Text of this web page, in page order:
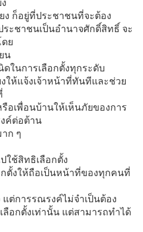
ง ก็อยู่ที่ประชาชนที่จะต้อง
ะชาชนเป็นอำนาจศักดิ์สิทธิ์ จะ
ย
น
ในการเลือกตั้งทุกระดับ
ให้แจ้งเจ้าหน้าที่ทันทีและช่วย
อเพื่อนบ้านให้เห็นภัยของการ
ค์ต่อต้าน
ก ๆ
ใช้สิทธิเลือกตั้ง
ตั้งให้ถือเป็นหน้าที่ของทุกคนที่
ต่การรณรงค์ไม่จำเป็นต้อง
อกตั้งเท่านั้น แต่สามารถทำได้